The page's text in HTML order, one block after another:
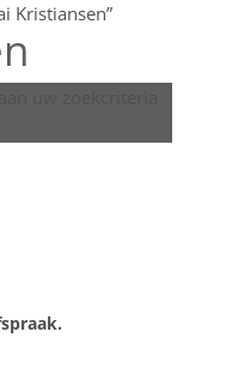
Kristiansen”